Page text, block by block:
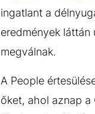
ingatlant a
eredmények
megválnak.
A People
őket, ahol aznap a